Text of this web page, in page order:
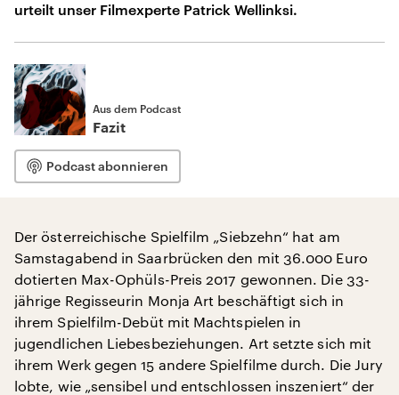
urteilt unser Filmexperte Patrick Wellinksi.
Aus dem Podcast
Fazit
Podcast abonnieren
Der österreichische Spielfilm „Siebzehn“ hat am
Samstagabend in Saarbrücken den mit 36.000 Euro
dotierten Max-Ophüls-Preis 2017 gewonnen. Die 33-
jährige Regisseurin Monja Art beschäftigt sich in
ihrem Spielfilm-Debüt mit Machtspielen in
jugendlichen Liebesbeziehungen. Art setzte sich mit
ihrem Werk gegen 15 andere Spielfilme durch. Die Jury
lobte, wie „sensibel und entschlossen inszeniert“ der